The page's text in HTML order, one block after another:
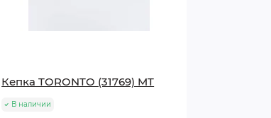
Кепка TORONTO (31769) MT
В наличии